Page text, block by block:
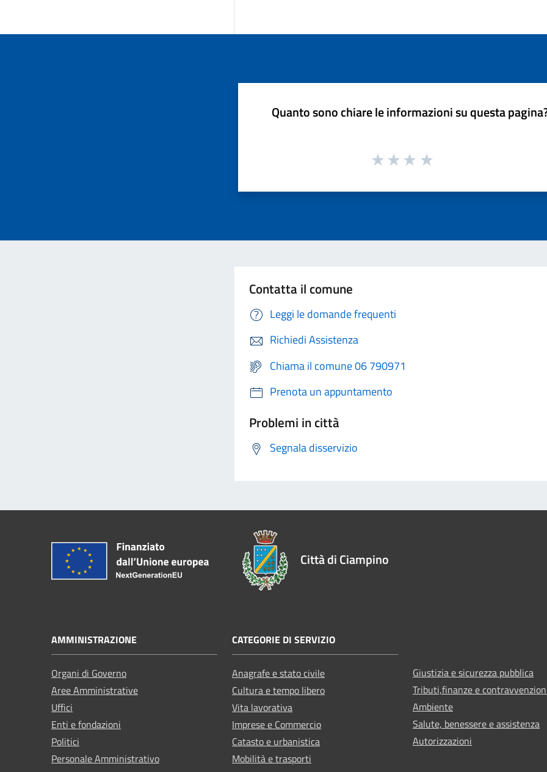
Quanto sono chiare le informazioni su questa
Contatta il comune
Leggi le domande frequenti
Richiedi Assistenza
Chiama il comune 06 790971
Prenota un appuntamento
Problemi in città
Segnala disservizio
Città di Ciampino
AMMINISTRAZIONE
Organi di Governo
Aree Amministrative
Uffici
Enti e fondazioni
Politici
Personale Amministrativo
CATEGORIE DI SERVIZIO
Anagrafe e stato civile
Cultura e tempo libero
Vita lavorativa
Imprese e Commercio
Catasto e urbanistica
Mobilità e trasporti
Giustizia e sicurezza pubblica
Tributi,finanze e
Ambiente
Salute, benessere e assistenza
Autorizzazioni